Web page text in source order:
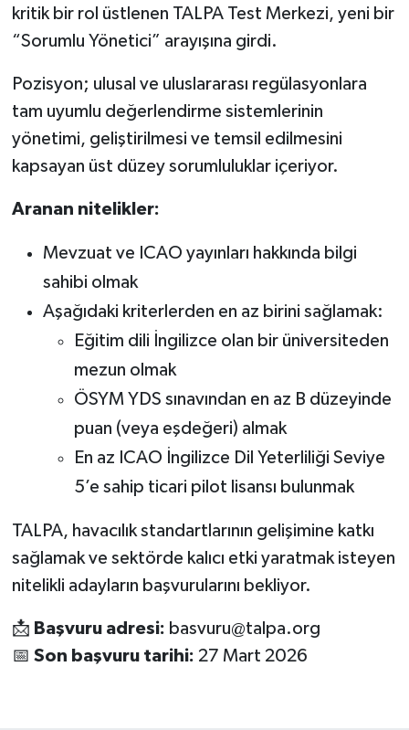
kritik bir rol üstlenen TALPA Test Merkezi, yeni bir
“Sorumlu Yönetici” arayışına girdi.
Pozisyon; ulusal ve uluslararası regülasyonlara
tam uyumlu değerlendirme sistemlerinin
yönetimi, geliştirilmesi ve temsil edilmesini
kapsayan üst düzey sorumluluklar içeriyor.
Aranan nitelikler:
Mevzuat ve ICAO yayınları hakkında bilgi
sahibi olmak
Aşağıdaki kriterlerden en az birini sağlamak:
Eğitim dili İngilizce olan bir üniversiteden
mezun olmak
ÖSYM YDS sınavından en az B düzeyinde
puan (veya eşdeğeri) almak
En az ICAO İngilizce Dil Yeterliliği Seviye
5’e sahip ticari pilot lisansı bulunmak
TALPA, havacılık standartlarının gelişimine katkı
sağlamak ve sektörde kalıcı etki yaratmak isteyen
nitelikli adayların başvurularını bekliyor.
📩 Başvuru adresi: basvuru@talpa.org
📅 Son başvuru tarihi: 27 Mart 2026